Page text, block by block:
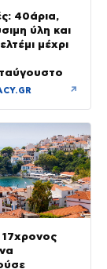
40άρια,
ύλη και
μέχρι
↗
17χρονος